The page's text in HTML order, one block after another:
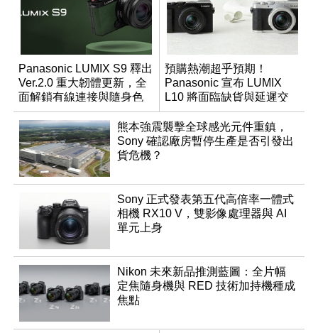
Panasonic LUMIX S9 釋出
Ver.2.0 重大韌體更新，全
面解鎖有線連接與隨身色
調編輯
預購熱潮超乎預期！
Panasonic 宣布 LUMIX
L10 將面臨缺貨與延遲交
貨時間
熊本強震襲擊全球感光元件重鎮，
Sony 確認廠房暫停生產是否引發出
貨危機？
Sony 正式發表第五代高倍率一體式
相機 RX10 V，雙影像處理器與 AI
單元上身
Nikon 未來新品推測藍圖：全片幅
定焦隨身機與 RED 技術加持機種成
焦點